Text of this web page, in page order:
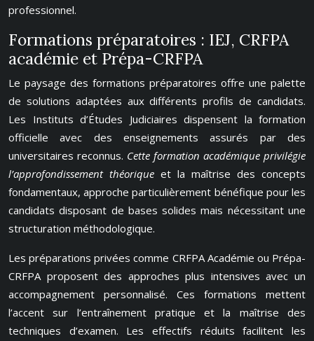
professionnel.
Formations préparatoires : IEJ, CRFPA
académie et Prépa-CRFPA
Le paysage des formations préparatoires offre une palette
de solutions adaptées aux différents profils de candidats.
Les Instituts d’Études Judiciaires dispensent la formation
officielle avec des enseignements assurés par des
universitaires reconnus. Cette formation académique privilégie
l’approfondissement théorique et la maîtrise des concepts
fondamentaux, approche particulièrement bénéfique pour les
candidats disposant de bases solides mais nécessitant une
structuration méthodologique.
Les préparations privées comme CRFPA Académie ou Prépa-
CRFPA proposent des approches plus intensives avec un
accompagnement personnalisé. Ces formations mettent
l’accent sur l’entraînement pratique et la maîtrise des
techniques d’examen. Les effectifs réduits facilitent les